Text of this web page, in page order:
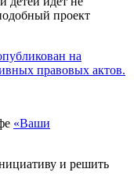
проект
на
правовых актов.
«Ваши
и решить